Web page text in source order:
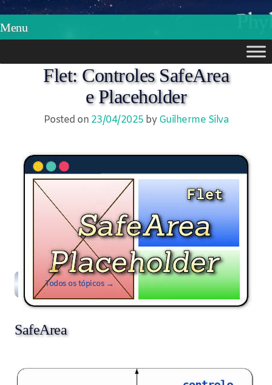
Phylos.net
Menu
Flet: Controles SafeArea
e Placeholder
Posted on 23/04/2025 byGuilherme Silva
Todos os tópicos →
SafeArea